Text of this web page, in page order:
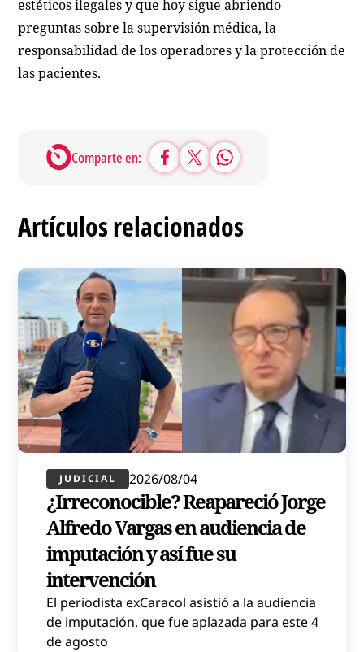
estéticos ilegales y que hoy sigue abriendo
preguntas sobre la supervisión médica, la
responsabilidad de los operadores y la protección de
las pacientes.
Comparte en:
Artículos relacionados
JUDICIAL 2026/08/04
¿Irreconocible? Reapareció Jorge
Alfredo Vargas en audiencia de
imputación y así fue su
intervención
El periodista exCaracol asistió a la audiencia
de imputación, que fue aplazada para este 4
de agosto